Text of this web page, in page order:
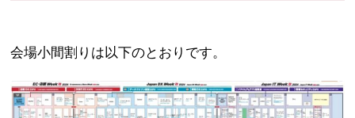
会場小間割りは以下のとおりです。